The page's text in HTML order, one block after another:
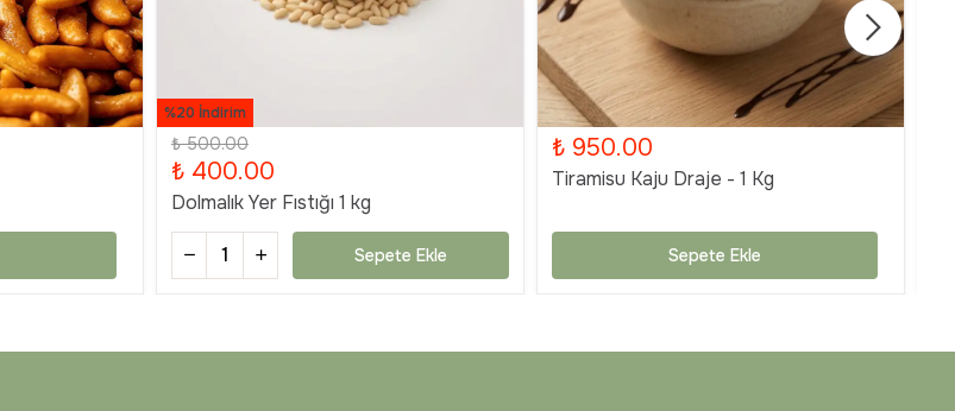
%20 İndirim
₺ 500.00
₺ 400.00
Dolmalık Yer Fıstığı 1 kg
Sepete Ekle
₺ 950.00
Tiramisu Kaju Draje - 1 Kg
Sepete Ekle